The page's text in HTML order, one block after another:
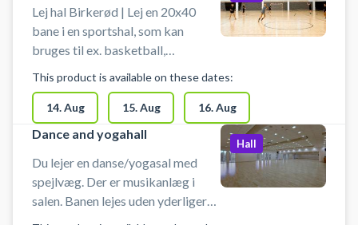
Lej hal Birkerød | Lej en 20x40
bane i en sportshal, som kan
bruges til ex. basketball,
andre bevægelsesaktiviteter.
Hallen lejes uden udstyr, så husk at
medbringe ketcher, bat og bolde
omklædning og bad.
This product is available on these dates:
14. Aug 15. Aug 16. Aug
Dance and yogahall
Du lejer en danse/yogasal med
spejlvæg. Der er musikanlæg i
salen. Banen lejes uden yderligere
Hall